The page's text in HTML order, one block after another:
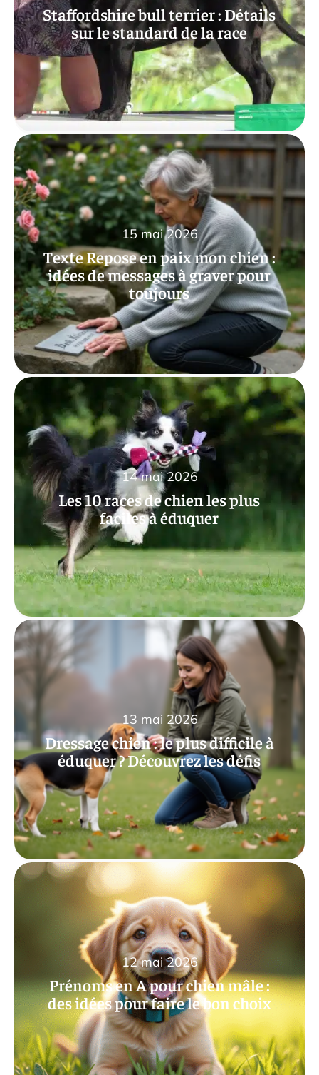
Staffordshire bull terrier : Détails
sur le standard de la race
Texte Repose en paix mon chien :
idées de messages à graver pour
toujours
15 mai 2026
Les 10 races de chien les plus
faciles à éduquer
14 mai 2026
Dressage chien : le plus difficile à
éduquer ? Découvrez les défis
13 mai 2026
Prénoms en A pour chien mâle :
des idées pour faire le bon choix
12 mai 2026